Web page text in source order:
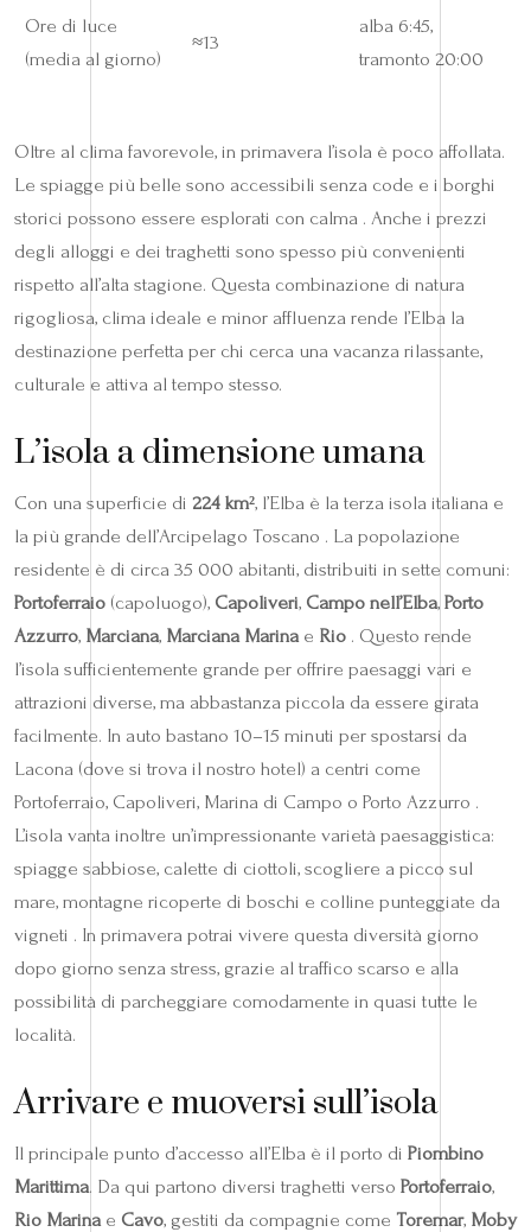
Ore di luce
(media al giorno)
≈13
alba 6:45,
tramonto 20:00
Oltre al clima favorevole, in primavera l’isola è poco affollata.
Le spiagge più belle sono accessibili senza code e i borghi
storici possono essere esplorati con calma . Anche i prezzi
degli alloggi e dei traghetti sono spesso più convenienti
rispetto all’alta stagione. Questa combinazione di natura
rigogliosa, clima ideale e minor affluenza rende l’Elba la
destinazione perfetta per chi cerca una vacanza rilassante,
culturale e attiva al tempo stesso.
L’isola a dimensione umana
Con una superficie di 224 km², l’Elba è la terza isola italiana e
la più grande dell’Arcipelago Toscano . La popolazione
residente è di circa 35 000 abitanti, distribuiti in sette comuni:
Portoferraio (capoluogo), Capoliveri, Campo nell’Elba, Porto
Azzurro, Marciana, Marciana Marina e Rio . Questo rende
l’isola sufficientemente grande per offrire paesaggi vari e
attrazioni diverse, ma abbastanza piccola da essere girata
facilmente. In auto bastano 10–15 minuti per spostarsi da
Lacona (dove si trova il nostro hotel) a centri come
Portoferraio, Capoliveri, Marina di Campo o Porto Azzurro .
L’isola vanta inoltre un’impressionante varietà paesaggistica:
spiagge sabbiose, calette di ciottoli, scogliere a picco sul
mare, montagne ricoperte di boschi e colline punteggiate da
vigneti . In primavera potrai vivere questa diversità giorno
dopo giorno senza stress, grazie al traffico scarso e alla
possibilità di parcheggiare comodamente in quasi tutte le
località.
Arrivare e muoversi sull’isola
Il principale punto d’accesso all’Elba è il porto di Piombino
Marittima. Da qui partono diversi traghetti verso Portoferraio,
Rio Marina e Cavo, gestiti da compagnie come Toremar, Moby